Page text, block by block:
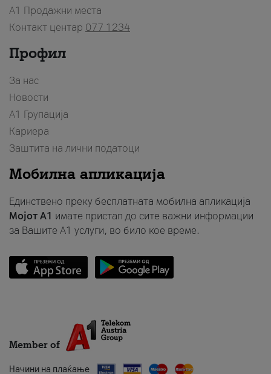
A1 Продажни места
Контакт центар 077 1234
Профил
За нас
Новости
А1 Групација
Кариера
Заштита на лични податоци
Мобилна апликација
Единствено преку бесплатната мобилна апликација
Мојот A1 имате пристап до сите важни информации
за Вашите A1 услуги, во било кое време.
Member of
Начини на плаќање